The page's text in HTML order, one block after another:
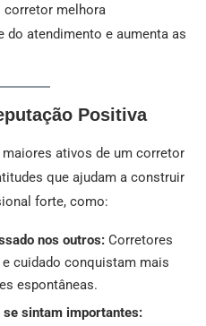
melhora
do atendimento e aumenta as
Positiva
ativos de um corretor
que ajudam a construir
forte, como:
nos outros: Corretores
cuidado conquistam mais
espontâneas.
se sintam importantes: